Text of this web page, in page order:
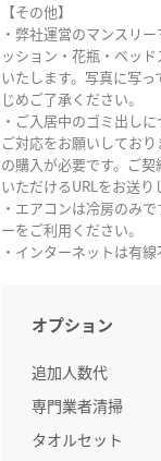
【その他】
・弊社運営のマンスリ
ッション・花瓶・ベッ
いたします。写真に写
じめご了承ください。
・ご入居中のゴミ出し
ご対応をお願いしてお
の購入が必要です。ご
いただけるURLをお送り
・エアコンは冷房のみ
ーをご利用ください。
・インターネットは有
オプション
追加人数代
専門業者清掃
タオルセット